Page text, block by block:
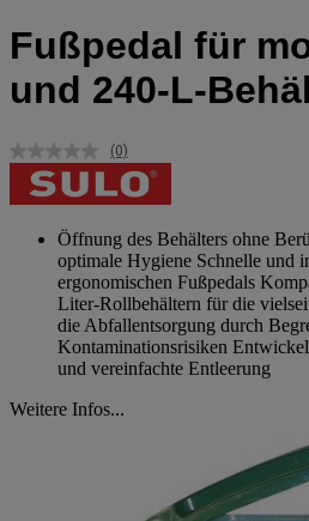
Fußpedal für
und 240-L-
Kein
Beurteilungswert.
Link
derselben
Seite.
(0)
Öffnung des Behälters ohne
optimale Hygiene Schnelle und
ergonomischen Fußpedals
Liter-Rollbehältern für die
die Abfallentsorgung durch
Kontaminationsrisiken
und vereinfachte Entleerung
Weitere Infos...